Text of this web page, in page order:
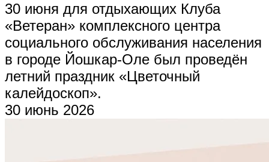
30 июня для отдыхающих Клуба
«Ветеран» комплексного центра
социального обслуживания населения
в городе Йошкар-Оле был проведён
летний праздник «Цветочный
калейдоскоп».
30 июнь 2026